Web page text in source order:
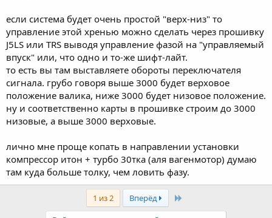
если система будет очень простой "верх-низ" то
управление этой хренью можно сделать через прошивку
J5LS или TRS выводя управление фазой на "управляемый
впуск" или, что одно и то-же шифт-лайт.
то есть вы там выставляете обороты переключателя
сигнала. грубо говоря выше 3000 будет верховое
положение валика, ниже 3000 будет низовое положение.
ну и соответственно карты в прошивке строим до 3000
низовые, а выше 3000 верховые.
лично мне проще копать в направлении установки
компрессор итон + турбо 30тка (аля вагенмотор) думаю
там куда больше толку, чем ловить фазу.
1 из 2 Вперёд Last